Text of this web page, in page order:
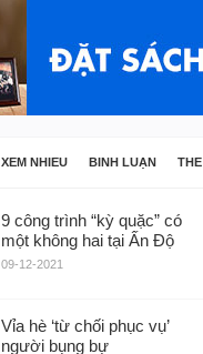
XEM NHIỀU BÌNH LUẬN THẺ
9 công trình “kỳ quặc” có
một không hai tại Ấn Độ
09-12-2021
Vỉa hè ‘từ chối phục vụ’
người bụng bự